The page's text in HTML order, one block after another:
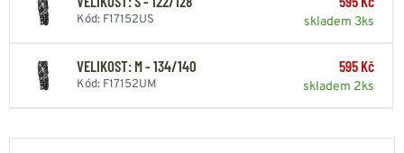
Kód: F17152US skladem 3ks
VELIKOST: M - 134/140
Kód: F17152UM
595 Kč
skladem 2ks